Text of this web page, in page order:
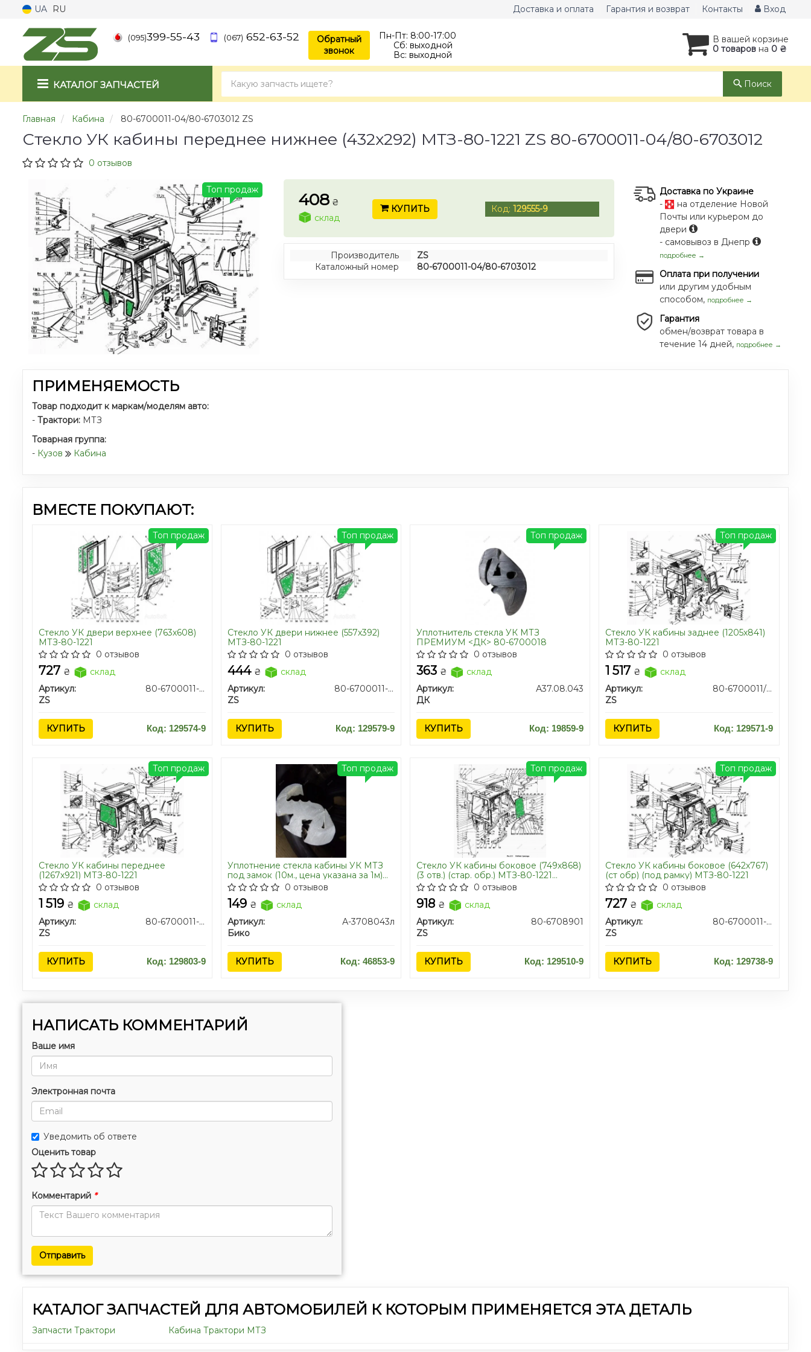
UA RU Доставка и оплата Гарантия и возврат Контакты Вход
(095)399-55-43 (067) 652-63-52
Обратный
звонок
Пн-Пт: 8:00-17:00
Сб: выходной
Вс: выходной
В вашей корзине
0 товаров на 0 ₴
КАТАЛОГ ЗАПЧАСТЕЙ Поиск
Главная Кабина 80-6700011-04/80-6703012 ZS
Стекло УК кабины переднее нижнее (432х292) МТЗ-80-1221 ZS 80-6700011-04/80-6703012
0 отзывов
Топ продаж 408 ₴
склад
КУПИТЬ Код:129555-9
Производитель
ZS
Каталожный номер
80-6700011-04/80-6703012
Доставка по Украине
-
на отделение Новой
Почты или курьером до
двери
- самовывоз в Днепр
подробнее →
Оплата при получении
или другим удобным
способом, подробнее →
Гарантия
обмен/возврат товара в
течение 14 дней, подробнее →
ПРИМЕНЯЕМОСТЬ
Товар подходит к маркам/моделям авто:
- Трактори: МТЗ
Товарная группа:
- Кузов Кабина
ВМЕСТЕ ПОКУПАЮТ:
Стекло УК двери верхнее (763х608)
МТЗ-80-1221
0 отзывов
727 ₴
склад
Артикул:
80-6700011-03/80-6708013A
ZS
КУПИТЬ Код: 129574-9
Топ продаж
Стекло УК двери нижнее (557х392)
МТЗ-80-1221
0 отзывов
444 ₴
склад
Артикул:
80-6700011-05/80-6708014
ZS
КУПИТЬ Код: 129579-9
Топ продаж
Уплотнитель стекла УК МТЗ
ПРЕМИУМ <ДК> 80-6700018
0 отзывов
363 ₴
склад
Артикул:
А37.08.043
ДК
КУПИТЬ Код: 19859-9
Топ продаж
Стекло УК кабины заднее (1205х841)
МТЗ-80-1221
0 отзывов
1 517 ₴
склад
Артикул:
80-6700011/80-6707211
ZS
КУПИТЬ Код: 129571-9
Топ продаж
Стекло УК кабины переднее
(1267х921) МТЗ-80-1221
0 отзывов
1 519 ₴
склад
Артикул:
80-6700011-01/80-6703011А
ZS
КУПИТЬ Код: 129803-9
Топ продаж
Уплотнение стекла кабины УК МТЗ
под замок (10м., цена указана за 1м)
(пр-во Украина) 80-6700018
0 отзывов
149 ₴
склад
Артикул:
А-3708043л
Бико
КУПИТЬ Код: 46853-9
Топ продаж
Стекло УК кабины боковое (749х868)
(3 отв.) (стар. обр.) МТЗ-80-1221
безрамочное0 отзывов
918 ₴
склад
Артикул:
80-6708901
ZS
КУПИТЬ Код: 129510-9
Топ продаж
Стекло УК кабины боковое (642х767)
(ст обр) (под рамку) МТЗ-80-1221
0 отзывов
727 ₴
склад
Артикул:
80-6700011-02/80-6708111
ZS
КУПИТЬ Код: 129738-9
Топ продаж
НАПИСАТЬ КОММЕНТАРИЙ
Ваше имя
Электронная почта
Уведомить об ответе
Оценить товар
Комментарий *
Отправить
КАТАЛОГ ЗАПЧАСТЕЙ ДЛЯ АВТОМОБИЛЕЙ К КОТОРЫМ ПРИМЕНЯЕТСЯ ЭТА ДЕТАЛЬ
Запчасти Трактори Кабина Трактори МТЗ